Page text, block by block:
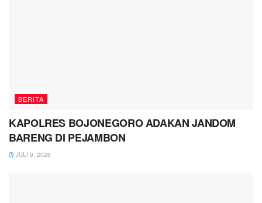
BERITA
KAPOLRES BOJONEGORO ADAKAN JANDOM
BARENG DI PEJAMBON
JULI 9, 2026